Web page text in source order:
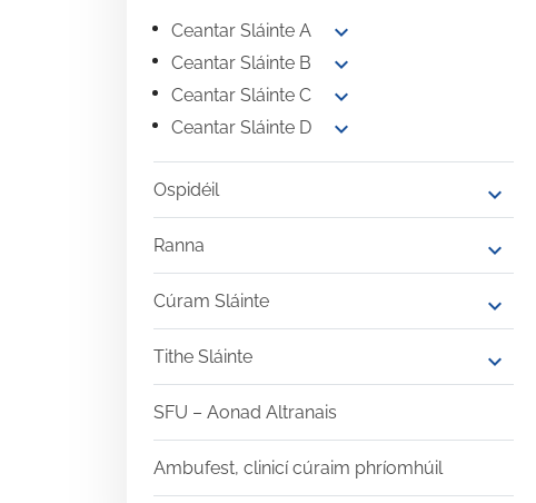
Ceantar Sláinte A expand_more
Ceantar Sláinte B expand_more
Ceantar Sláinte C expand_more
Ceantar Sláinte D expand_more
Ospidéil expand_more
Ranna expand_more
Cúram Sláinte expand_more
Tithe Sláinte expand_more
SFU – Aonad Altranais
Ambufest, clinicí cúraim phríomhúil